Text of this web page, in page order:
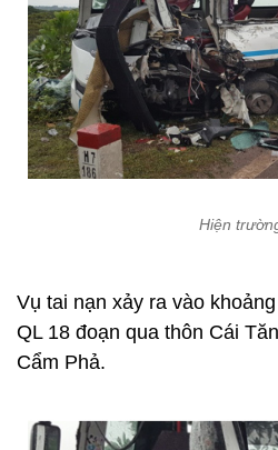
Hiện
Vụ tai nạn xảy ra vào
QL 18 đoạn qua thôn Cái
Cẩm Phả.